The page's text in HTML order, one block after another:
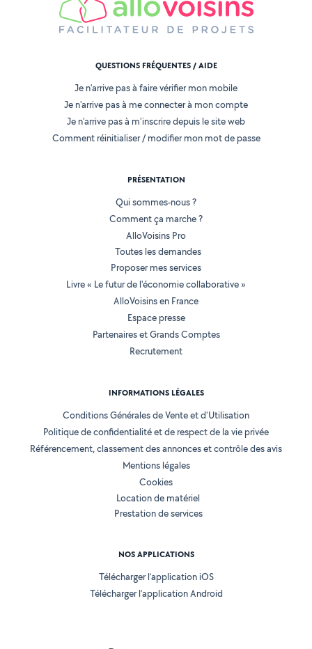
QUESTIONS FRÉQUENTES / AIDE
Je n'arrive pas à faire vérifier mon mobile
Je n'arrive pas à me connecter à mon compte
Je n'arrive pas à m'inscrire depuis le site web
Comment réinitialiser / modifier mon mot de passe
PRÉSENTATION
Qui sommes-nous ?
Comment ça marche ?
AlloVoisins Pro
Toutes les demandes
Proposer mes services
Livre « Le futur de l'économie collaborative »
AlloVoisins en France
Espace presse
Partenaires et Grands Comptes
Recrutement
INFORMATIONS LÉGALES
Conditions Générales de Vente et d'Utilisation
Politique de confidentialité et de respect de la vie privée
Référencement, classement des annonces et contrôle des avis
Mentions légales
Cookies
Location de matériel
Prestation de services
NOS APPLICATIONS
Télécharger l’application iOS
Télécharger l’application Android